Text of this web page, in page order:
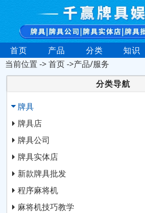
首页 产品 分类 知识
当前位置 ->首页->产品/服务
分类导航
牌具
牌具店
牌具公司
牌具实体店
新款牌具批发
程序麻将机
麻将机技巧教学